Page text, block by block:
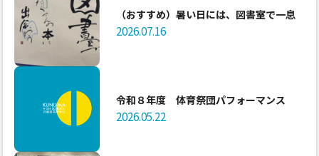
（おすすめ）暑い日には、図書室で一息
2026.07.16
令和８年度 体育祭団パフォーマンス
2026.05.22